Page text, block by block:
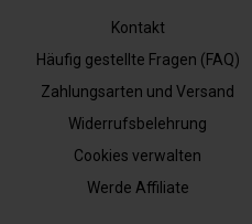
Kontakt
Häufig gestellte Fragen (FAQ)
Zahlungsarten und Versand
Widerrufsbelehrung
Cookies verwalten
Werde Affiliate